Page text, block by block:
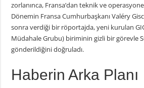
zorlanınca, Fransa’dan teknik ve
Dönemin Fransa Cumhurbaşkanı Valéry
sonra verdiği bir röportajda, yeni kurulan
Müdahale Grubu) biriminin gizli bir görevle
gönderildiğini doğruladı.
Haberin Arka Planı